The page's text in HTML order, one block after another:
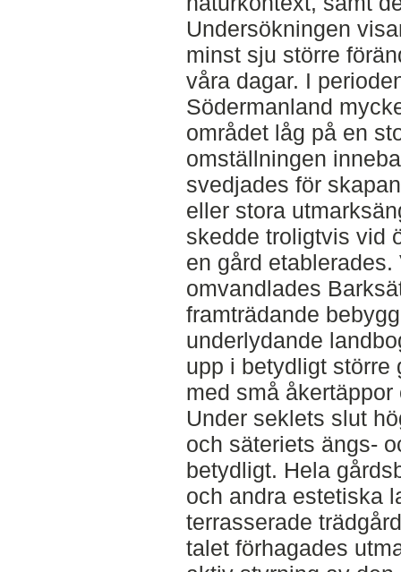
Undersökningen
minst sju större
våra dagar. I
Södermanland
området låg på en
omställningen
svedjades för
eller stora
skedde troligtvis vid
en gård
omvandlades
framträdande
underlydande
upp i betydligt större
med små
Under seklets slut
och säteriets ängs-
betydligt. Hela
och andra estetiska
terrasserade
talet förhagades